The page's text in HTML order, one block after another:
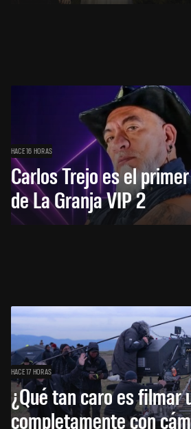
HACE 16 HORAS
Carlos Trejo es el
de La Granja VIP 2
HACE 17 HORAS
¿Qué tan caro es filmar
completamente con